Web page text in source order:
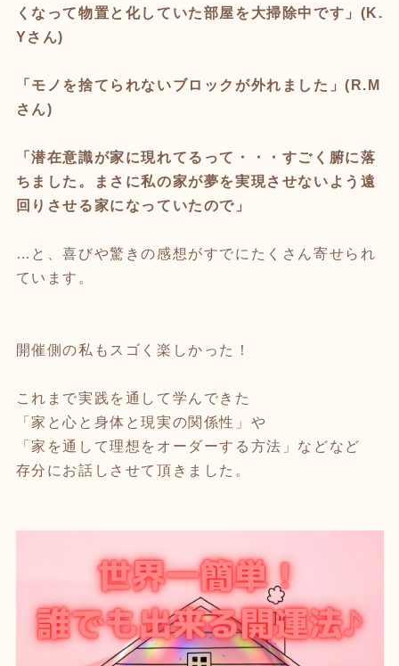
くなって物置と化していた部屋を大掃除中です」(K.
Yさん)
「モノを捨てられないブロックが外れました」(R.M
さん)
「潜在意識が家に現れてるって・・・すごく腑に落
ちました。
まさに私の家が夢を実現させないよう遠
回りさせる家になっていたので」
…と、喜びや驚きの感想がすでにたくさん寄せられ
ています。
開催側の私もスゴく楽しかった！
これまで実践を通して学んできた
「家と心と身体と現実の関係性」や
「家を通して理想をオーダーする方法」などなど
存分にお話しさせて頂きました。